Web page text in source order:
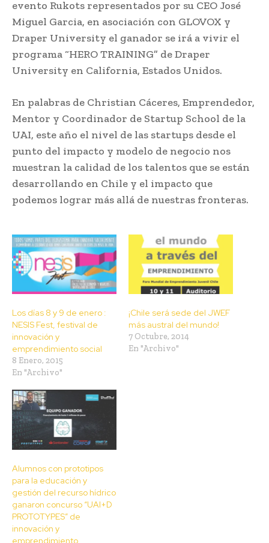
evento Rukots representados por su CEO José
Miguel Garcia, en asociación con GLOVOX y
Draper University el ganador se irá a vivir el
programa “HERO TRAINING” de Draper
University en California, Estados Unidos.
En palabras de Christian Cáceres, Emprendedor,
Mentor y Coordinador de Startup School de la
UAI, este año el nivel de las startups desde el
punto del impacto y modelo de negocio nos
muestran la calidad de los talentos que se están
desarrollando en Chile y el impacto que
podemos lograr más allá de nuestras fronteras.
Los días 8 y 9 de enero :
NESIS Fest, festival de
innovación y
emprendimiento social
8 Enero, 2015
En "Archivo"
¡Chile será sede del JWEF
más austral del mundo!
7 Octubre, 2014
En "Archivo"
Alumnos con prototipos
para la educación y
gestión del recurso hídrico
ganaron concurso “UAI+D
PROTOTYPES” de
innovación y
emprendimiento